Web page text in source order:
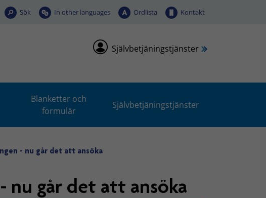
Sök In other languages Ordlista Kontakt
Självbetjäningstjänster
Blanketter och
formulär
Självbetjäningstjänster
- nu går det att ansöka
nu går det att ansöka